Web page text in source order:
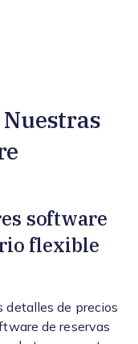
software
flexible
detalles de precios
de reservas